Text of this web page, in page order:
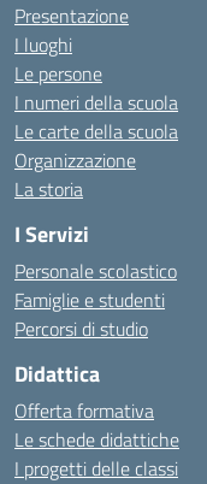
Presentazione
I luoghi
Le persone
I numeri della scuola
Le carte della scuola
Organizzazione
La storia
I Servizi
Personale scolastico
Famiglie e studenti
Percorsi di studio
Didattica
Offerta formativa
Le schede didattiche
I progetti delle classi